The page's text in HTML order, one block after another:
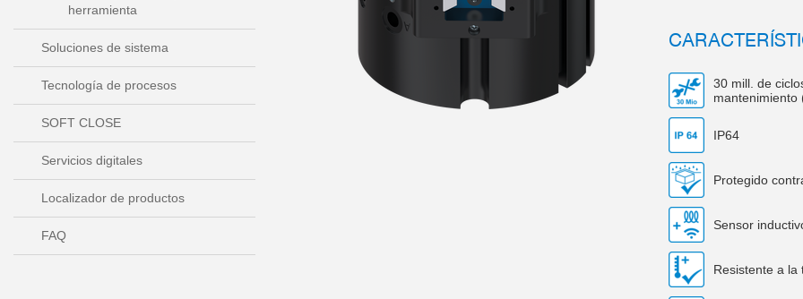
herramienta
Soluciones de sistema
Tecnología de procesos
SOFT CLOSE
Servicios digitales
Localizador de productos
FAQ
30 mill. de
mantenimiento
IP64
Protegido
Sensor
Resistente a la